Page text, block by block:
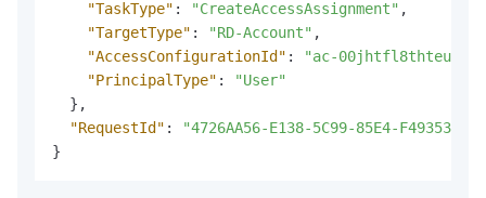
"TaskType" : "CreateAccessAssignment" ,
"TargetType" : "RD-Account" ,
"AccessConfigurationId" :
"ac-
"PrincipalType" :
"User"
} ,
"RequestId" :
"4726AA56-E138-5C99-85E4-
}